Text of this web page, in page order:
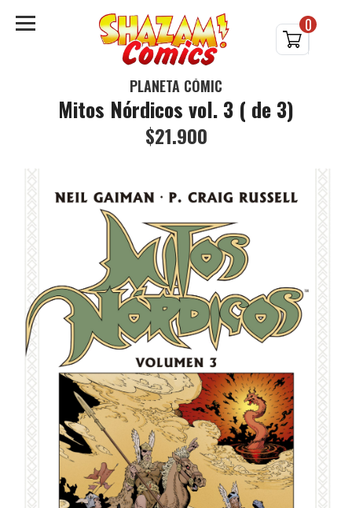
0
PLANETA CÓMIC
Mitos Nórdicos vol. 3 ( de 3)
$21.900